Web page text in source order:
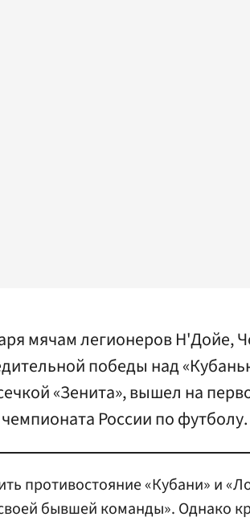
мячам легионеров Н'Дойе,
победы над
«Зенита», вышел на
России по футболу.
противостояние «Кубани» и
бывшей команды». Однако